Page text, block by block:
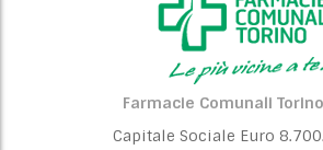
Farmacie Comunali Torino
Capitale Sociale Euro